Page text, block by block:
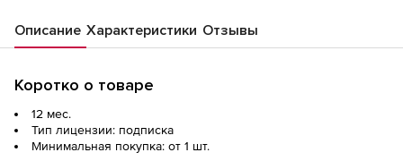
Описание Характеристики Отзывы
Коротко о товаре
12 мес.
Тип лицензии: подписка
Минимальная покупка: от 1 шт.